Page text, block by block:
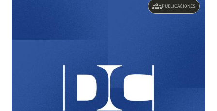
groupsPUBLICACIONES